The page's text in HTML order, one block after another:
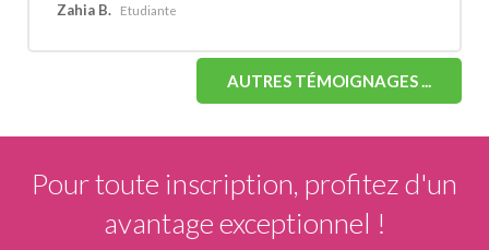
Zahia B. Etudiante
AUTRES TÉMOIGNAGES ...
Pour toute inscription, profitez d'un
avantage exceptionnel !